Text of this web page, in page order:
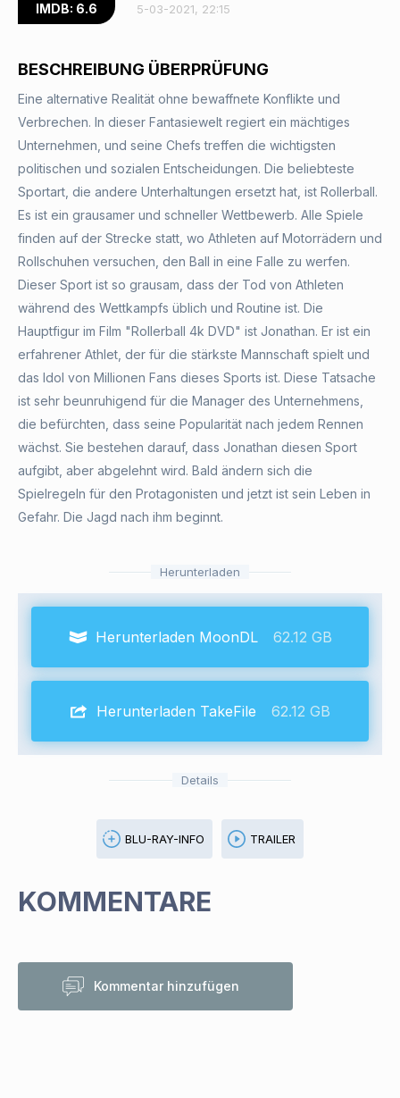
IMDB: 6.6 5-03-2021, 22:15
BESCHREIBUNG ÜBERPRÜFUNG
Eine alternative Realität ohne bewaffnete Konflikte und
Verbrechen. In dieser Fantasiewelt regiert ein mächtiges
Unternehmen, und seine Chefs treffen die wichtigsten
politischen und sozialen Entscheidungen. Die beliebteste
Sportart, die andere Unterhaltungen ersetzt hat, ist Rollerball.
Es ist ein grausamer und schneller Wettbewerb. Alle Spiele
finden auf der Strecke statt, wo Athleten auf Motorrädern und
Rollschuhen versuchen, den Ball in eine Falle zu werfen.
Dieser Sport ist so grausam, dass der Tod von Athleten
während des Wettkampfs üblich und Routine ist. Die
Hauptfigur im Film "Rollerball 4k DVD" ist Jonathan. Er ist ein
erfahrener Athlet, der für die stärkste Mannschaft spielt und
das Idol von Millionen Fans dieses Sports ist. Diese Tatsache
ist sehr beunruhigend für die Manager des Unternehmens,
die befürchten, dass seine Popularität nach jedem Rennen
wächst. Sie bestehen darauf, dass Jonathan diesen Sport
aufgibt, aber abgelehnt wird. Bald ändern sich die
Spielregeln für den Protagonisten und jetzt ist sein Leben in
Gefahr. Die Jagd nach ihm beginnt.
Herunterladen
Herunterladen MoonDL 62.12 GB
Herunterladen TakeFile 62.12 GB
Details
BLU-RAY-INFO TRAILER
KOMMENTARE
Kommentar hinzufügen